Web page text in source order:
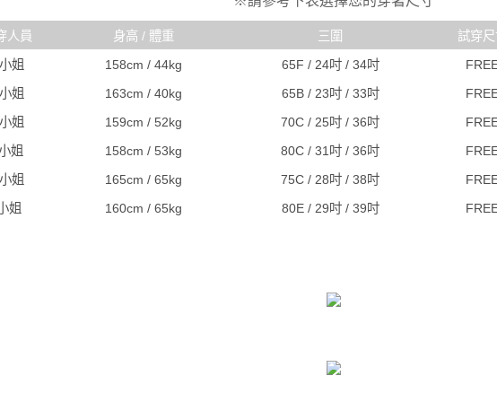
人員 身高 / 體重 三圍 試穿
姐
158cm / 44kg 65F / 24吋 / 34吋
姐
163cm / 40kg 65B / 23吋 / 33吋
姐
159cm / 52kg 70C / 25吋 / 36吋
姐
158cm / 53kg 80C / 31吋 / 36吋
姐
165cm / 65kg 75C / 28吋 / 38吋
姐
160cm / 65kg 80E / 29吋 / 39吋